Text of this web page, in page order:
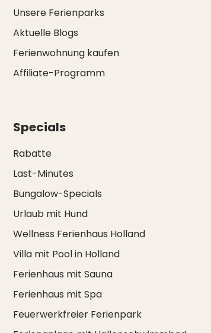
Unsere Ferienparks
Aktuelle Blogs
Ferienwohnung kaufen
Affiliate-Programm
Specials
Rabatte
Last-Minutes
Bungalow-Specials
Urlaub mit Hund
Wellness Ferienhaus Holland
Villa mit Pool in Holland
Ferienhaus mit Sauna
Ferienhaus mit Spa
Feuerwerkfreier Ferienpark